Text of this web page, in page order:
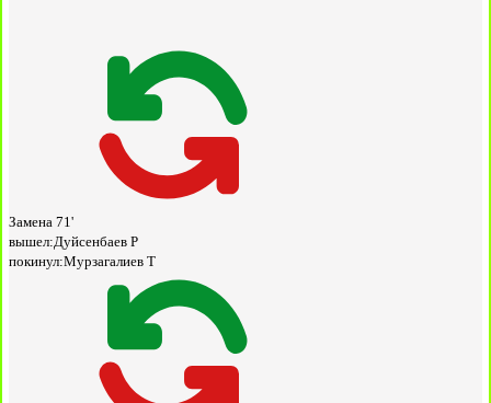
Замена 71'
вышел:Дуйсенбаев Р
покинул:Мурзагалиев Т